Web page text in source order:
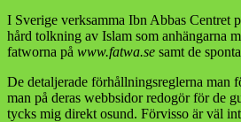
I Sverige verksamma Ibn Abbas Centret
hård tolkning av Islam som anhängarna
fatworna på www.fatwa.se samt de
De detaljerade förhållningsreglerna man
man på deras webbsidor redogör för de
tycks mig direkt osund. Förvisso är väl